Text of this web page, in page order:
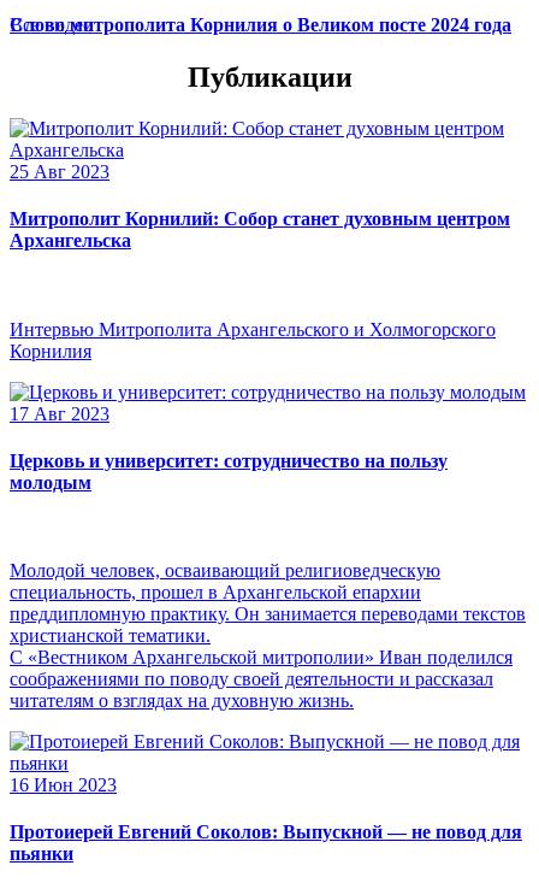
Слово митрополита Корнилия о Великом посте 2024 года
Все видео
Публикации
25 Авг 2023
Митрополит Корнилий: Собор станет духовным центром
Архангельска
Интервью Митрополита Архангельского и Холмогорского
Корнилия
17 Авг 2023
Церковь и университет: сотрудничество на пользу
молодым
Молодой человек, осваивающий религиоведческую
специальность, прошел в Архангельской епархии
преддипломную практику. Он занимается переводами текстов
христианской тематики.
С «Вестником Архангельской митрополии» Иван поделился
соображениями по поводу своей деятельности и рассказал
читателям о взглядах на духовную жизнь.
16 Июн 2023
Протоиерей Евгений Соколов: Выпускной — не повод для
пьянки